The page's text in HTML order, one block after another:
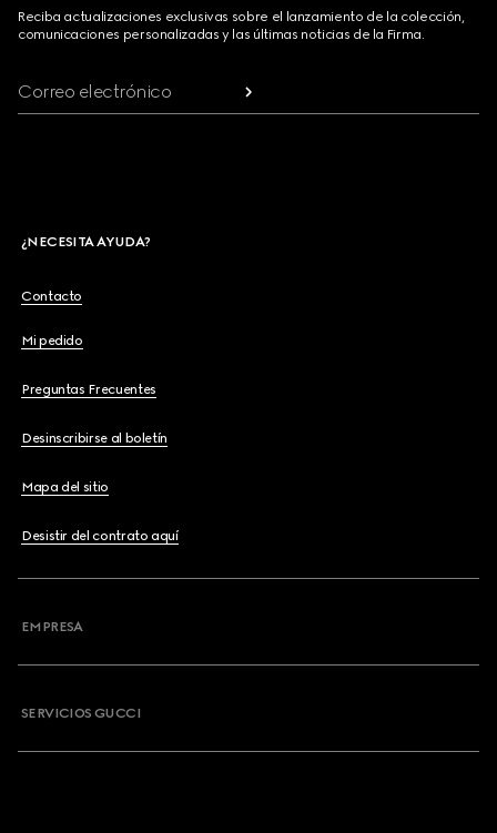
Reciba actualizaciones exclusivas sobre el lanzamiento de la colección,
comunicaciones personalizadas y las últimas noticias de la Firma.
Correo electrónico
¿NECESITA AYUDA?
Contacto
Mi pedido
Preguntas Frecuentes
Desinscribirse al boletín
Mapa del sitio
Desistir del contrato aquí
EMPRESA
SERVICIOS GUCCI